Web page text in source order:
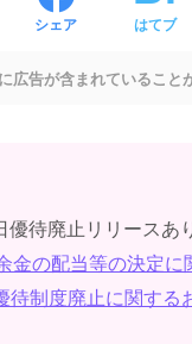
シェア はてブ
広告が含まれていること
優待廃止リリースあ
金の配当等の決定に
待制度廃止に関する